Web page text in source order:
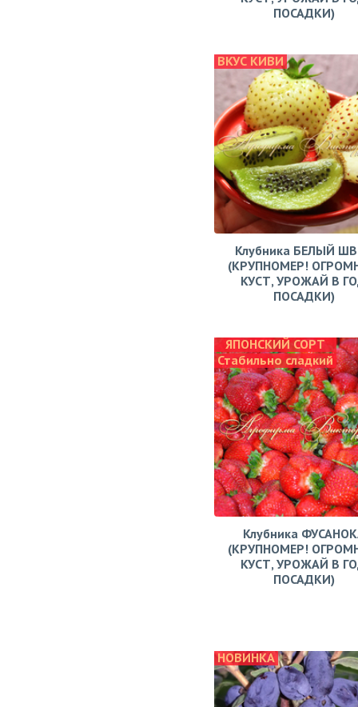
ПОСАДКИ)
ВКУС КИВИ
Клубника БЕЛЫЙ
(КРУПНОМЕР!
КУСТ, УРОЖАЙ В
ПОСАДКИ)
ЯПОНСКИЙ СОРТ
Стабильно сладкий
Клубника
(КРУПНОМЕР!
КУСТ, УРОЖАЙ В
ПОСАДКИ)
НОВИНКА